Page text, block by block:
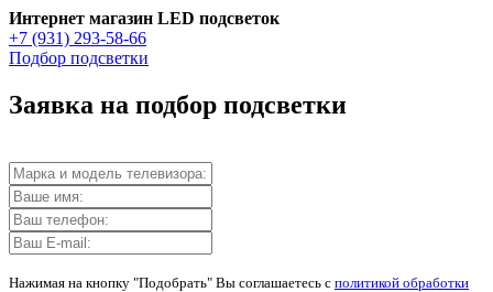
Интернет магазин LED подсветок
+7 (931) 293-58-66
Подбор подсветки
Заявка на подбор подсветки
Нажимая на кнопку "Подобрать" Вы соглашаетесь с политикой обработки